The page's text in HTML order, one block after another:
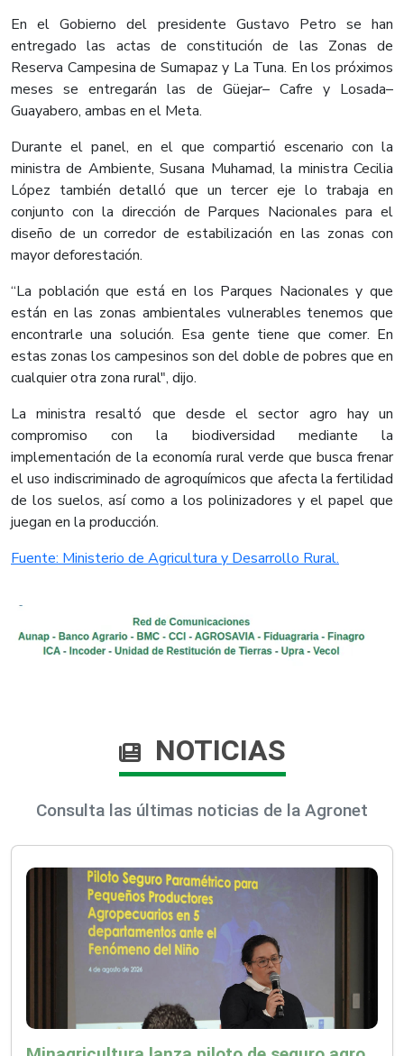
En el Gobierno del presidente Gustavo Petro se han
entregado las actas de constitución de las Zonas de
Reserva Campesina de Sumapaz y La Tuna. En los próximos
meses se entregarán las de Güejar– Cafre y Losada–
Guayabero, ambas en el Meta.
Durante el panel, en el que compartió escenario con la
ministra de Ambiente, Susana Muhamad, la ministra Cecilia
López también detalló que un tercer eje lo trabaja en
conjunto con la dirección de Parques Nacionales para el
diseño de un corredor de estabilización en las zonas con
mayor deforestación.
“La población que está en los Parques Nacionales y que
están en las zonas ambientales vulnerables tenemos que
encontrarle una solución. Esa gente tiene que comer. En
estas zonas los campesinos son del doble de pobres que en
cualquier otra zona rural", dijo.
La ministra resaltó que desde el sector agro hay un
compromiso con la biodiversidad mediante la
implementación de la economía rural verde que busca frenar
el uso indiscriminado de agroquímicos que afecta la fertilidad
de los suelos, así como a los polinizadores y el papel que
juegan en la producción.​
Fuente: Ministerio de Agricultura y Desarrollo Rural.​
NOTICIAS
Consulta las últimas noticias de la Agronet